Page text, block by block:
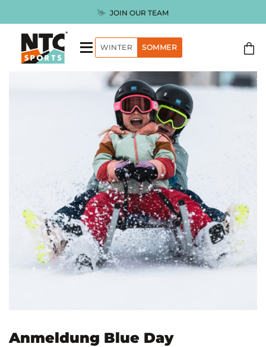
Inhalt
springen
JOIN OUR TEAM
WINTER SOMMER
Anmeldung Blue Day